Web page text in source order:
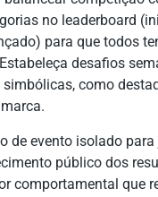
no leaderboard
para que todos
desafios
como
de evento isolado
público dos
comportamental que